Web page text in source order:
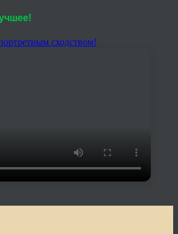
сходством!